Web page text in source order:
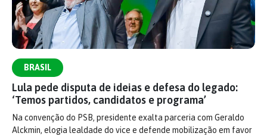
BRASIL
Lula pede disputa de ideias e defesa do legado:
‘Temos partidos, candidatos e programa’
Na convenção do PSB, presidente exalta parceria com Geraldo
Alckmin, elogia lealdade do vice e defende mobilização em favor